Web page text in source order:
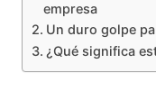
empresa
Un duro golpe
¿Qué significa